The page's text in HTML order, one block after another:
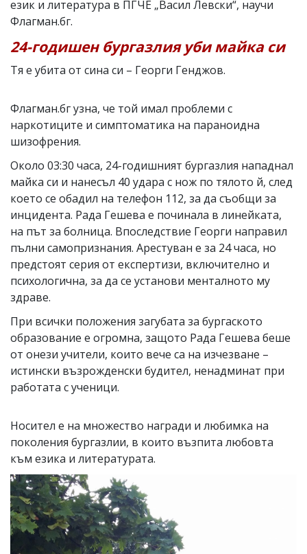
език и литература в ПГЧЕ „Васил Левски“, научи
Флагман.бг.
24-годишен бургазлия уби майка си
Тя е убита от сина си – Георги Генджов.
Флагман.бг узна, че той имал проблеми с
наркотиците и симптоматика на параноидна
шизофрения.
Около 03:30 часа, 24-годишният бургазлия нападнал
майка си и нанесъл 40 удара с нож по тялото й, след
което се обадил на телефон 112, за да съобщи за
инцидента. Рада Гешева е починала в линейката,
на път за болница. Впоследствие Георги направил
пълни самопризнания. Арестуван е за 24 часа, но
предстоят серия от експертизи, включително и
психологична, за да се установи менталното му
здраве.
При всички положения загубата за бургаското
образование е огромна, защото Рада Гешева беше
от онези учители, които вече са на изчезване –
истински възрожденски будител, ненадминат при
работата с ученици.
Носител е на множество награди и любимка на
поколения бургазлии, в които възпита любовта
към езика и литературата.